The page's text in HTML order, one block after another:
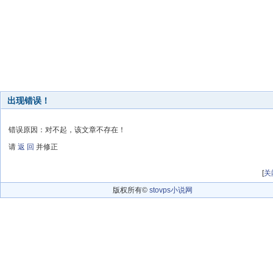
出现错误！
错误原因：对不起，该文章不存在！
请 返 回 并修正
[关
版权所有© stovps小说网